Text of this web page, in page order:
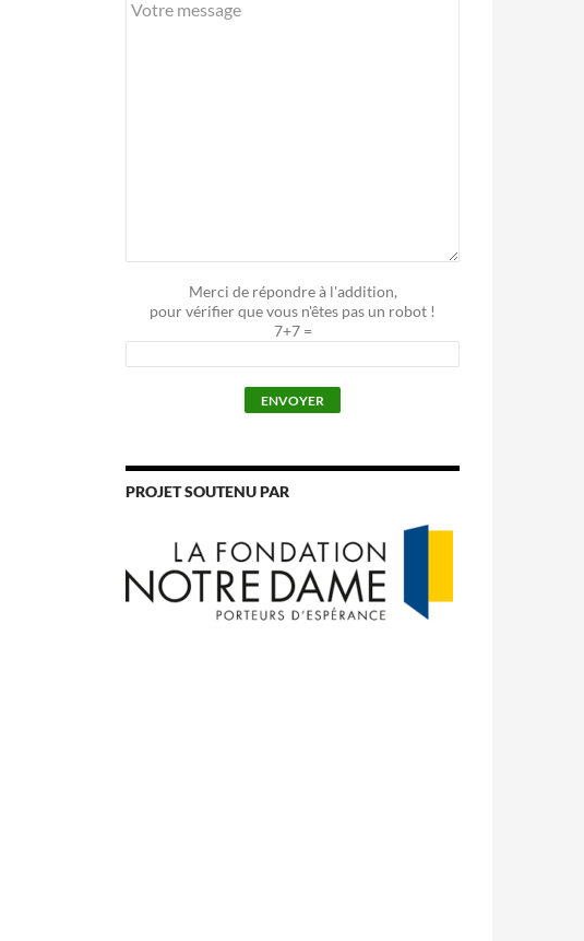
Merci de répondre à l'addition,
pour vérifier que vous n'êtes pas un robot !
7+7 =
PROJET SOUTENU PAR